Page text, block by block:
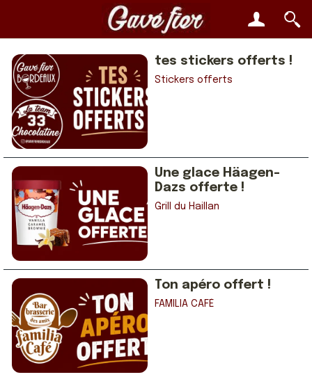
tes stickers offerts !
Stickers offerts
Une glace Häagen-
Dazs offerte !
Grill du Haillan
Ton apéro offert !
FAMILIA CAFÉ